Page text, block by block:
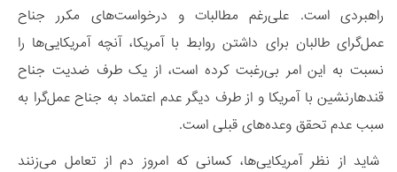
راهبردی است. علی‌رغم مطالبات و درخواست‌های مکرر جناح
عمل‌گرای طالبان برای داشتن روابط با آمریکا، آنچه آمریکایی‌ها را
نسبت به این امر بی‌رغبت کرده است، از یک طرف ضدیت‌ جناح
قندهارنشین با آمریکا و از طرف دیگر عدم ‌اعتماد به جناح عمل‌گرا به
سبب عدم تحقق وعده‌های قبلی است.
شاید از نظر آمریکایی‌ها، کسانی که امروز دم از تعامل می‌زنند